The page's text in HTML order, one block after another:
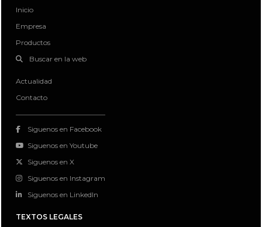
Inicio
Empresa
Productos
Buscar en la web
Actualidad
Contacto
Siguenos en Facebook
Siguenos en Youtube
Siguenos en X
Siguenos en Instagram
Siguenos en LinkedIn
TEXTOS LEGALES